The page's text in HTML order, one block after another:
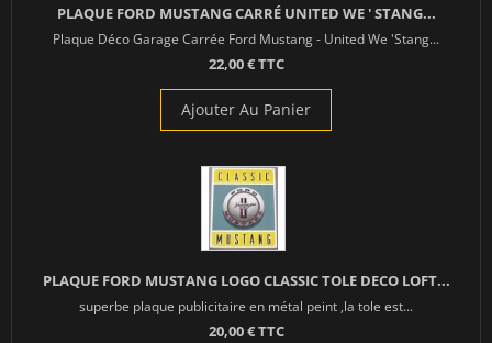
PLAQUE FORD MUSTANG CARRÉ UNITED WE ' STANG...
Plaque Déco Garage Carrée Ford Mustang - United We 'Stang...
22,00 € TTC
Ajouter Au Panier
PLAQUE FORD MUSTANG LOGO CLASSIC TOLE DECO LOFT...
superbe plaque publicitaire en métal peint ,la tole est...
20,00 € TTC